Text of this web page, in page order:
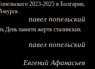
2023-2025 в Болгарии,
павел попельский
День памяти жертв сталинских
павел попельский
Евгений Афанасьев